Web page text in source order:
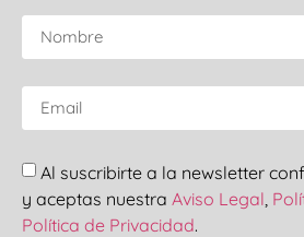
Al suscribirte a la newsletter
y aceptas nuestra Aviso Legal
Política de Privacidad.